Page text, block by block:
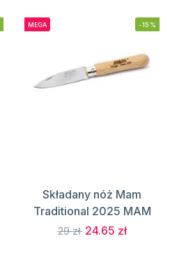
MEGA -15%
Składany nóż Mam
Traditional 2025 MAM
29 zł 24.65 zł